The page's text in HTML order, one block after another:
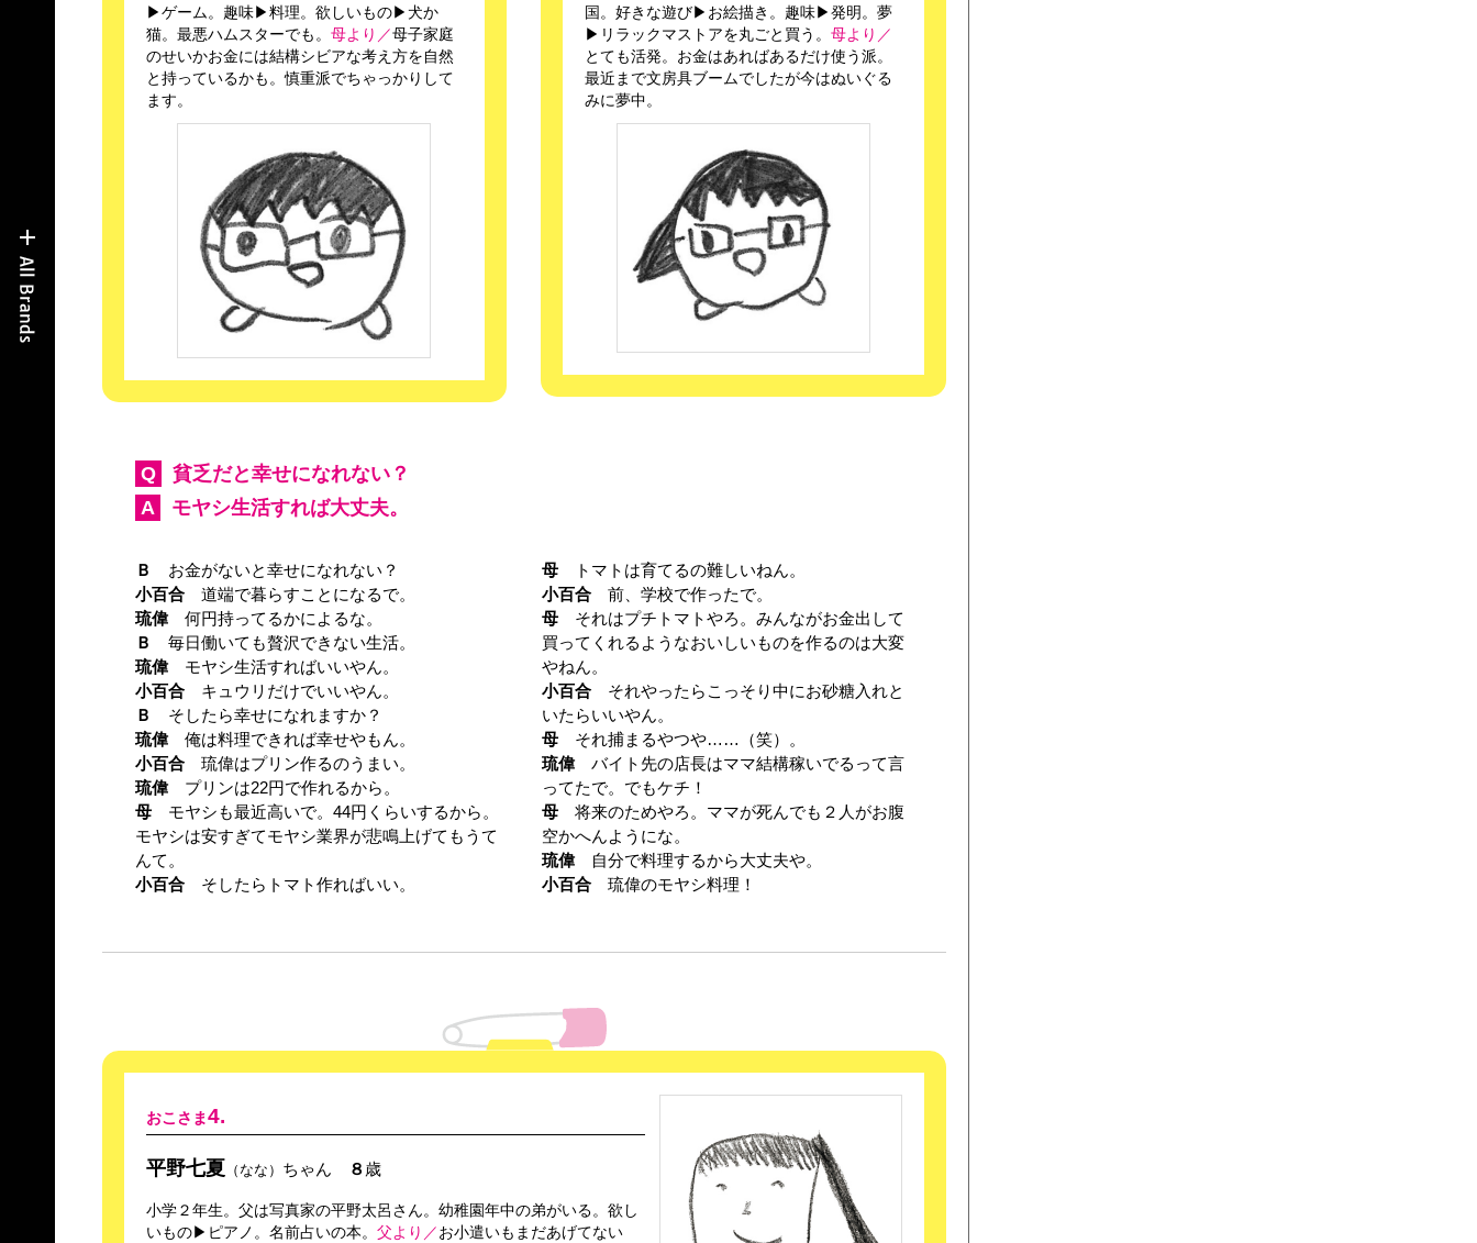
▶ゲーム。趣味▶料理。欲しいもの▶犬か
猫。最悪ハムスターでも。 母より／母子家庭
のせいかお金には結構シビアな考え方を自然
と持っているかも。慎重派でちゃっかりして
ます。
国。好きな遊び▶お絵描き。趣味▶発明。夢
▶リラックマストアを丸ごと買う。 母より／
とても活発。お金はあればあるだけ使う派。
最近まで文房具ブームでしたが今はぬいぐる
みに夢中。
Q
貧乏だと幸せになれない？
A
モヤシ生活すれば大丈夫。
Ｂ お金がないと幸せになれない？
小百合 道端で暮らすことになるで。
琉偉 何円持ってるかによるな。
Ｂ 毎日働いても贅沢できない生活。
琉偉 モヤシ生活すればいいやん。
小百合 キュウリだけでいいやん。
Ｂ そしたら幸せになれますか？
琉偉 俺は料理できれば幸せやもん。
小百合 琉偉はプリン作るのうまい。
琉偉 プリンは22円で作れるから。
母 モヤシも最近高いで。44円くらいするから。
モヤシは安すぎてモヤシ業界が悲鳴上げてもうて
んて。
小百合 そしたらトマト作ればいい。
母
トマトは育てるの難しいねん。
小百合 前、学校で作ったで。
母 それはプチトマトやろ。みんながお金出して
買ってくれるようなおいしいものを作るのは大変
やねん。
小百合 それやったらこっそり中にお砂糖入れと
いたらいいやん。
母 それ捕まるやつや……（笑）。
琉偉 バイト先の店長はママ結構稼いでるって言
ってたで。でもケチ！
母 将来のためやろ。ママが死んでも２人がお腹
空かへんようにな。
琉偉
自分で料理するから大丈夫や。
小百合 琉偉のモヤシ料理！
おこさま4.
平野七夏 （なな） ちゃん ８ 歳
小学２年生。父は写真家の平野太呂さん。幼稚園年中の弟がいる。欲し
いもの▶ピアノ。名前占いの本。 父より／ お小遣いもまだあげてない